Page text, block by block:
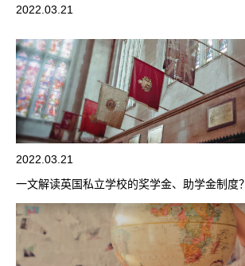
2022.03.21
2022.03.21
一文解读英国私立学校的奖学金、助学金制度？